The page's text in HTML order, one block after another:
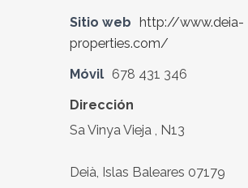
Sitio web http://www.deia-
properties.com/
Móvil 678 431 346
Dirección
Sa Vinya Vieja , N13
Deià, Islas Baleares 07179